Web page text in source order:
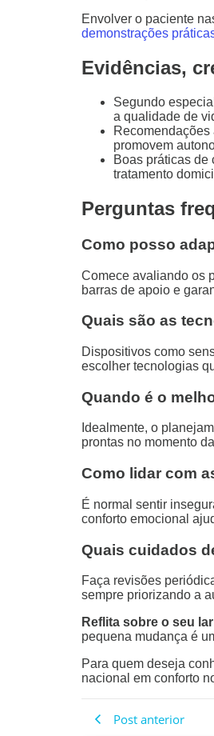
Envolver o paciente
demonstrações
Evidências,
Segundo
a qualidade de
promovem
Boas práticas de
tratamento
Perguntas
Como posso
Comece avaliando os
barras de apoio e
Quais são as
Dispositivos como
escolher tecnologias
Quando é o
Idealmente, o
prontas no momento
Como lidar com
É normal sentir
conforto emocional
Quais cuidados
Faça revisões
sempre priorizando a
Reflita sobre o seu
pequena mudança é
Para quem deseja
nacional em conforto
Post anterior